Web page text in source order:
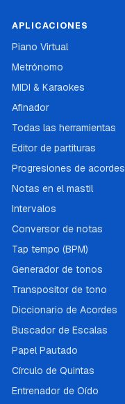
APLICACIONES
Piano Virtual
Metrónomo
MIDI & Karaokes
Afinador
Todas las herramientas
Editor de partituras
Progresiones de acordes
Notas en el mastil
Intervalos
Conversor de notas
Tap tempo (BPM)
Generador de tonos
Transpositor de tono
Diccionario de Acordes
Buscador de Escalas
Papel Pautado
Círculo de Quintas
Entrenador de Oído